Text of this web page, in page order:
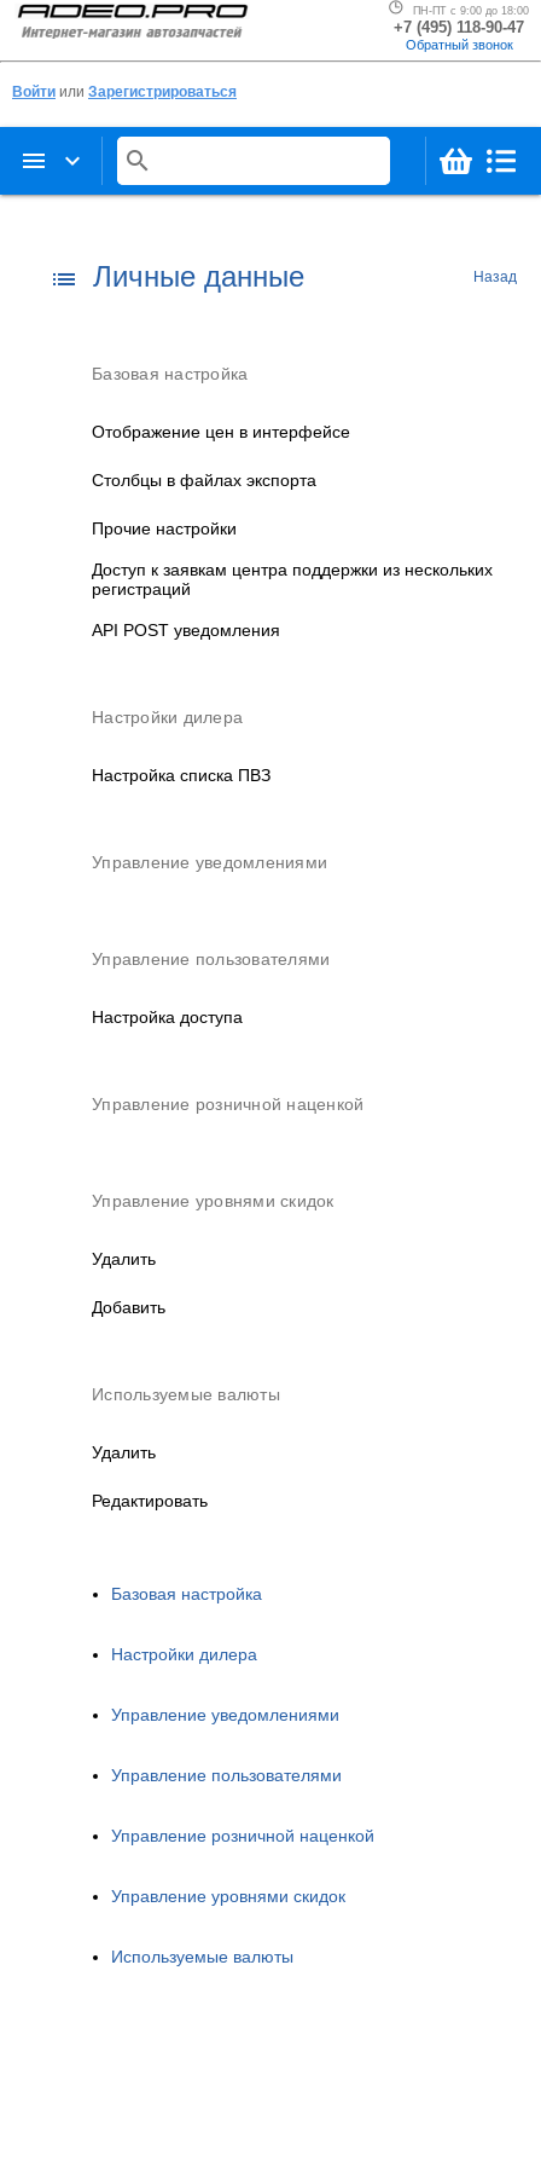
ПН-ПТ с 9:00 до 18:00
+7 (495) 118-90-47
Обратный звонок
Войти или Зарегистрироваться
menu keyboard_arrow_down search
list Личные данные Назад
Базовая настройка
Отображение цен в интерфейсе
Столбцы в файлах экспорта
Прочие настройки
Доступ к заявкам центра поддержки из нескольких
регистраций
API POST уведомления
Настройки дилера
Настройка списка ПВЗ
Управление уведомлениями
Управление пользователями
Настройка доступа
Управление розничной наценкой
Управление уровнями скидок
Удалить
Добавить
Используемые валюты
Удалить
Редактировать
Базовая настройка
Настройки дилера
Управление уведомлениями
Управление пользователями
Управление розничной наценкой
Управление уровнями скидок
Используемые валюты